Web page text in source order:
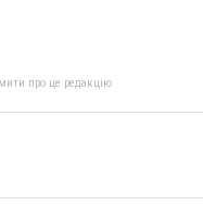
про це редакцію